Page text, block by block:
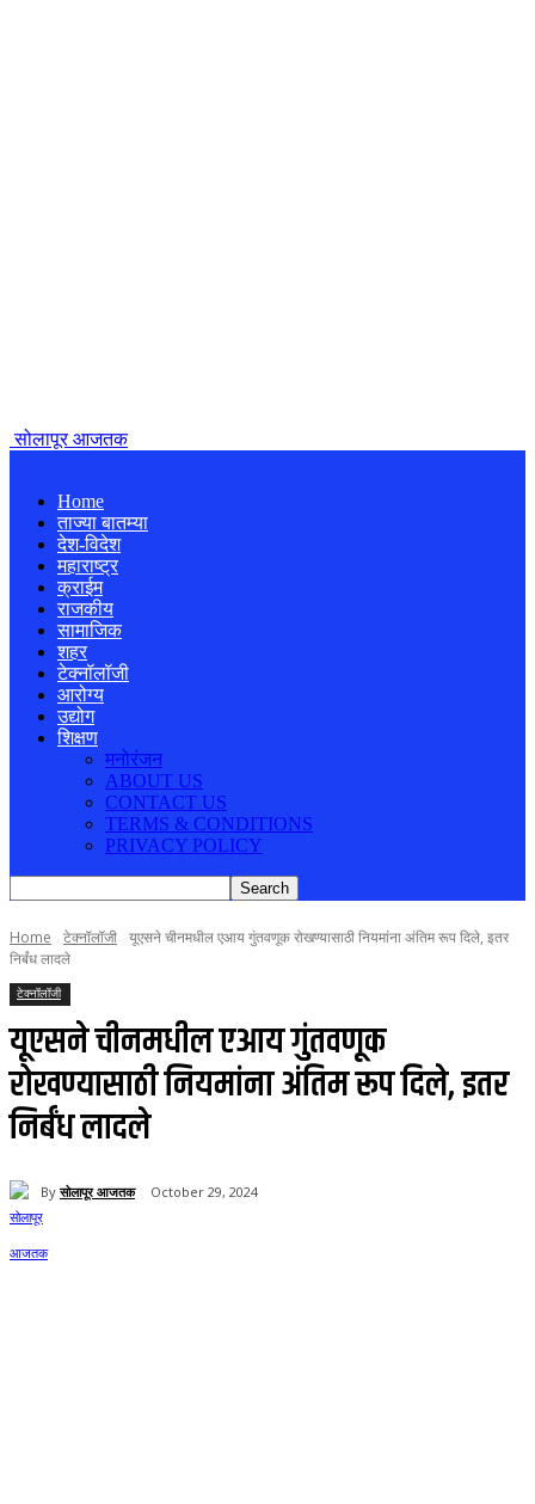
सोलापूर आजतक
Home
ताज्या बातम्या
देश-विदेश
महाराष्ट्र
क्राईम
राजकीय
सामाजिक
शहर
टेक्नॉलॉजी
आरोग्य
उद्योग
शिक्षण
मनोरंजन
ABOUT US
CONTACT US
TERMS & CONDITIONS
PRIVACY POLICY
Home टेक्नॉलॉजी यूएसने चीनमधील एआय गुंतवणूक रोखण्यासाठी नियमांना अंतिम रूप दिले, इतर
निर्बंध लादले
टेक्नॉलॉजी
यूएसने चीनमधील एआय गुंतवणूक
रोखण्यासाठी नियमांना अंतिम रूप दिले, इतर
निर्बंध लादले
By सोलापूर आजतक October 29, 2024